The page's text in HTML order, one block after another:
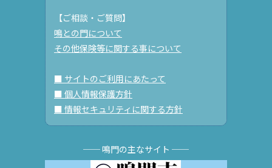
【ご相談・ご質問】
鳴との門について
その他保険等に関する事について
■ サイトのご利用にあたって
■ 個人情報保護方針
■ 情報セキュリティに関する方針
── 鳴門の主なサイト ──